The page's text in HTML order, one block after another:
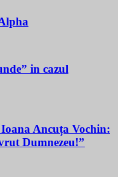
in cazul
Ancuța Vochin:
Dumnezeu!”